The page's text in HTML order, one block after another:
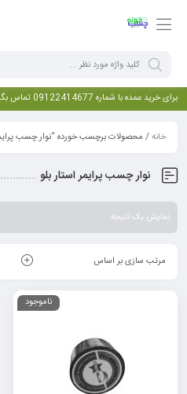
برای خرید عمده با شماره 09122414677 تماس بگیرید
خانه/ محصولات برچسب خورده “نوار چسب
نوار چسب پرایمر استار بلو
نمایش یک نتیجه
مرتب سازی بر اساس
ناموجود